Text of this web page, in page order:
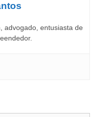
advogado, entusiasta de